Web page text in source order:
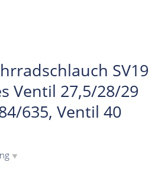
SV19
Ventil 27,5/28/29
635, Ventil 40
▼